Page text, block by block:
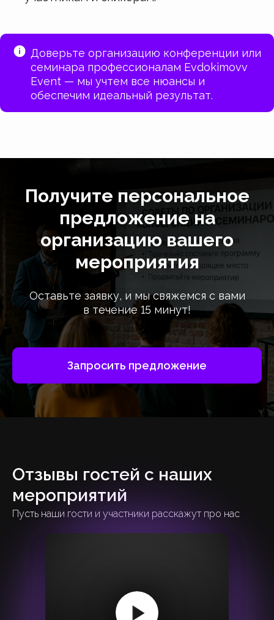
Доверьте организацию конференции или
семинара профессионалам Evdokimovv
Event — мы учтем все нюансы и
обеспечим идеальный результат.
Получите персональное
предложение на
организацию вашего
мероприятия
Оставьте заявку, и мы свяжемся с вами
в течение 15 минут!
Запросить предложение
Отзывы гостей с наших
мероприятий
Пусть наши гости и участники расскажут про нас